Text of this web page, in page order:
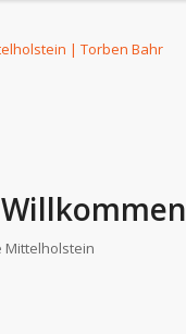
Mittelholstein